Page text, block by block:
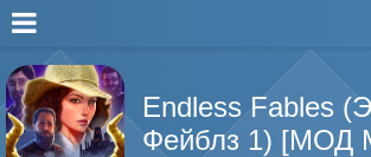
Endless Fables
Фейблз 1) [МОД